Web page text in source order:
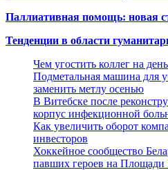
Паллиативная помощь: новая
Тенденции в области
Чем угостить коллег на
Подметальная машина для
заменить метлу осенью
В Витебске после
корпус инфекционной
Как увеличить оборот
инвесторов
Хоккейное сообщество
павших героев на